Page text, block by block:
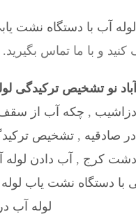
آب با دستگاه نشت
کنید و با ما تماس
نو تشخیص ترکیدگی
دزاشیب , چکه آب از سقف
صادقيه , تشخیص
کرج , آب دادن لوله
با دستگاه نشت یاب
لوله آب